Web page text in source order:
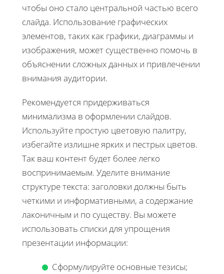
чтобы оно стало центральной частью всего
слайда. Использование графических
элементов, таких как графики, диаграммы и
изображения, может существенно помочь в
объяснении сложных данных и привлечении
внимания аудитории.
Рекомендуется придерживаться
минимализма в оформлении слайдов.
Используйте простую цветовую палитру,
избегайте излишне ярких и пестрых цветов.
Так ваш контент будет более легко
воспринимаемым. Уделите внимание
структуре текста: заголовки должны быть
четкими и информативными, а содержание
лаконичным и по существу. Вы можете
использовать списки для упрощения
презентации информации:
Сформулируйте основные тезисы;